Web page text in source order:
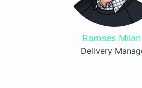
Ramses
Delivery